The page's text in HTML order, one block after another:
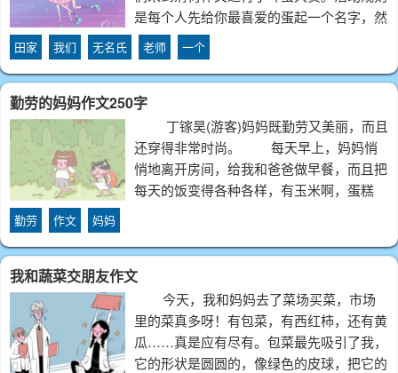
是每个人先给你最喜爱的蛋起一个名字，然
后再来一场“撞蛋大赛”，最后选出一位战斗
力极强的霸主。我们先给蛋蛋们起名，我的
宝贝蛋叫“金蛋”，因为我想让它金光闪闪，
田家 我们 无名氏 老师 一个
勤劳的妈妈作文250字
丁镓昊(游客)妈妈既勤劳又美丽，而且
还穿得非常时尚。 每天早上，妈妈悄
悄地离开房间，给我和爸爸做早餐，而且把
每天的饭变得各种各样，有玉米啊，蛋糕
勤劳 作文 妈妈
我和蔬菜交朋友作文
今天，我和妈妈去了菜场买菜，市场
里的菜真多呀！有包菜，有西红柿，还有黄
瓜……真是应有尽有。包菜最先吸引了我，
它的形状是圆圆的，像绿色的皮球，把它的